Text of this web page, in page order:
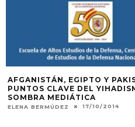
AFGANISTÁN, EGIPTO Y
PUNTOS CLAVE DEL
SOMBRA MEDIÁTICA
ELENA BERMÚDEZ 17/10/2014